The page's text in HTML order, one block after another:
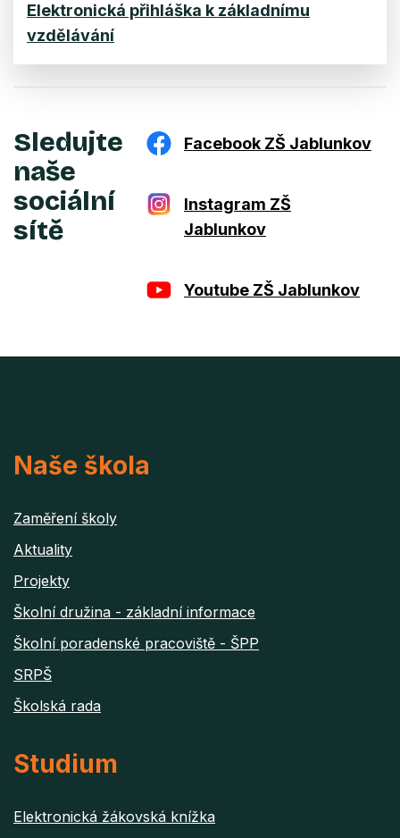
Elektronická přihláška k základnímu
vzdělávání
Sledujte
naše
sociální
sítě
Facebook ZŠ Jablunkov
Instagram ZŠ
Jablunkov
Youtube ZŠ Jablunkov
Naše škola
Zaměření školy
Aktuality
Projekty
Školní družina - základní informace
Školní poradenské pracoviště - ŠPP
SRPŠ
Školská rada
Studium
Elektronická žákovská knížka